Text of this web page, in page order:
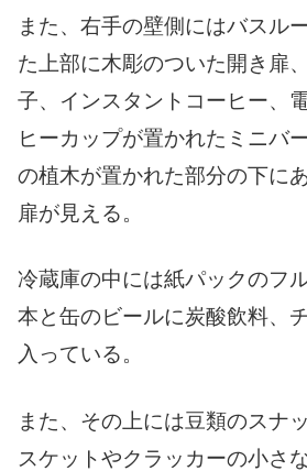
また、右手の壁側にはバスル
た上部に木彫のついた開き扉
子、インスタントコーヒー、
ヒーカップが置かれたミニバ
の植木が置かれた部分の下に
扉が見える。
冷蔵庫の中には紙パックのフ
本と缶のビールに炭酸飲料、
入っている。
また、その上には豆類のスナ
スケットやクラッカーの小さ